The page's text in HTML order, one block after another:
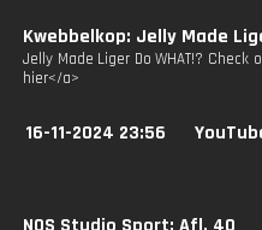
Kwebbelkop: Jelly Made
Jelly Made Liger Do WHAT!?
hier</a>
16-11-2024 23:56